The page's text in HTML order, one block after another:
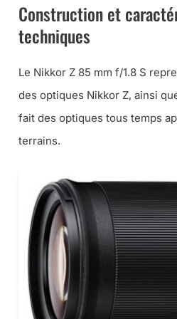
Construction et
techniques
Le Nikkor Z 85 mm f/1.8 S
des optiques Nikkor Z, ainsi
fait des optiques tous temps
terrains.